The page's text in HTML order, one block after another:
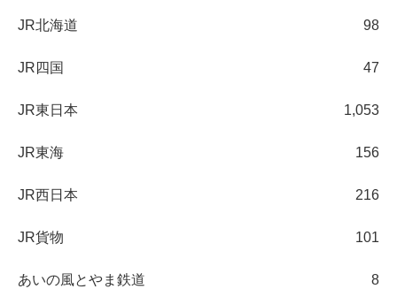
JR北海道 98
JR四国 47
JR東日本 1,053
JR東海 156
JR西日本 216
JR貨物 101
あいの風とやま鉄道 8